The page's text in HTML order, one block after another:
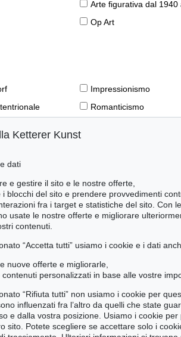
Arte figurativa dal 1940
Op Art
Impressionismo
Romanticismo
Manoscritti antichi
Pietre miliari delle
offerte attuali
Ketterer Kunst
dati
e gestire il sito e le nostre offerte,
i blocchi del sito e prendere provvedimenti
fra i target e statistiche del sito. Con
usate le nostre offerte e migliorare
contenuti.
“Accetta tutti” usiamo i cookie e i dati
nuove offerte e migliorarle,
personalizzati in base alle vostre
“Rifiuta tutti” non usiamo i cookie per
influenzati fra l’altro da quelli che state
e dalla vostra posizione. Usiamo i cookie
sito. Potete scegliere se accettare solo i